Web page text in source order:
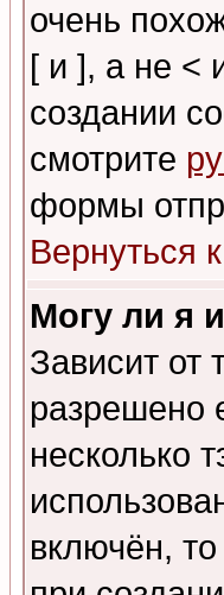
очень
[ и ], а не <
создании
смотрите
формы
Вернуться
Могу ли я
Зависит от
разрешено
несколько
включён,